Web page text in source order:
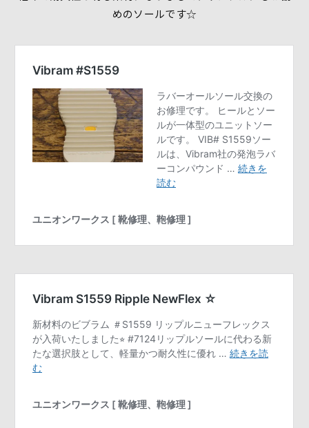
めのソールです☆